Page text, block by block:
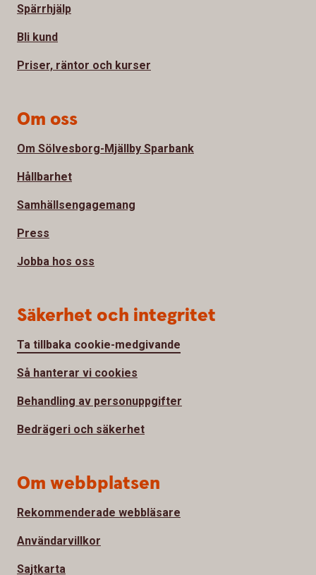
Spärrhjälp
Bli kund
Priser, räntor och kurser
Om oss
Om Sölvesborg-Mjällby Sparbank
Hållbarhet
Samhällsengagemang
Press
Jobba hos oss
Säkerhet och integritet
Ta tillbaka cookie-medgivande
Så hanterar vi cookies
Behandling av personuppgifter
Bedrägeri och säkerhet
Om webbplatsen
Rekommenderade webbläsare
Användarvillkor
Sajtkarta